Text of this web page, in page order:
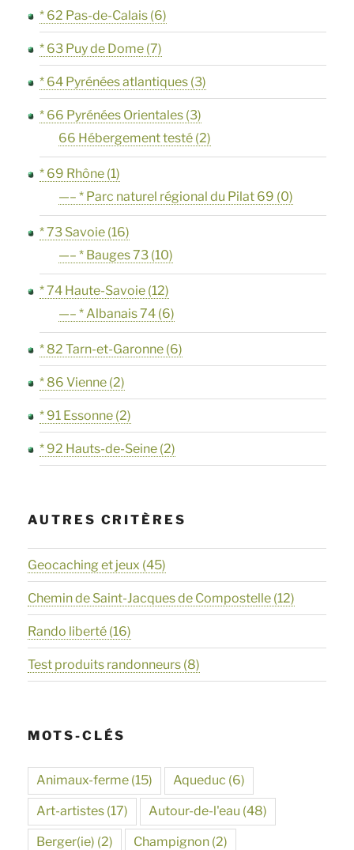
* 62 Pas-de-Calais (6)
* 63 Puy de Dome (7)
* 64 Pyrénées atlantiques (3)
* 66 Pyrénées Orientales (3)
66 Hébergement testé (2)
* 69 Rhône (1)
—– * Parc naturel régional du Pilat 69 (0)
* 73 Savoie (16)
—– * Bauges 73 (10)
* 74 Haute-Savoie (12)
—– * Albanais 74 (6)
* 82 Tarn-et-Garonne (6)
* 86 Vienne (2)
* 91 Essonne (2)
* 92 Hauts-de-Seine (2)
AUTRES CRITÈRES
Geocaching et jeux (45)
Chemin de Saint-Jacques de Compostelle (12)
Rando liberté (16)
Test produits randonneurs (8)
MOTS-CLÉS
Animaux-ferme (15) Aqueduc (6)
Art-artistes (17) Autour-de-l'eau (48)
Berger(ie) (2) Champignon (2)